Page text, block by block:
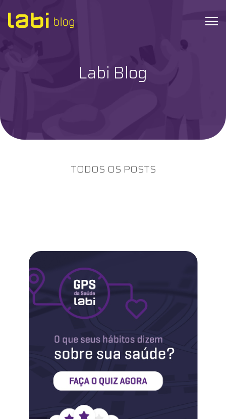
Dicas de Saúde
Maternidade
Novidades do Labi
Saúde da Mulher
Saúde do Homem
Sobre o Labi
Labi Blog
TODOS OS POSTS